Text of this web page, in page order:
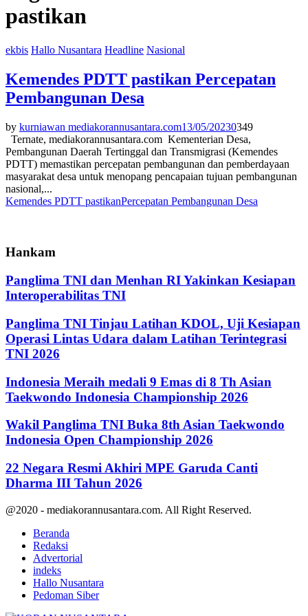
pastikan
ekbis Hallo Nusantara Headline Nasional
Kemendes PDTT pastikan Percepatan
Pembangunan Desa
by kurniawan mediakorannusantara.com13/05/20230349
Ternate, mediakorannusantara.com Kementerian Desa,
Pembangunan Daerah Tertinggal dan Transmigrasi (Kemendes
PDTT) memastikan percepatan pembangunan dan pemberdayaan
masyarakat desa untuk menopang pencapaian tujuan pembangunan
nasional,...
Kemendes PDTT pastikanPercepatan Pembangunan Desa
Hankam
Panglima TNI dan Menhan RI Yakinkan Kesiapan
Interoperabilitas TNI
Panglima TNI Tinjau Latihan KDOL, Uji Kesiapan
Operasi Lintas Udara dalam Latihan Terintegrasi
TNI 2026
Indonesia Meraih medali 9 Emas di 8 Th Asian
Taekwondo Indonesia Championship 2026
Wakil Panglima TNI Buka 8th Asian Taekwondo
Indonesia Open Championship 2026
22 Negara Resmi Akhiri MPE Garuda Canti
Dharma III Tahun 2026
@2020 - mediakorannusantara.com. All Right Reserved.
Beranda
Redaksi
Advertorial
indeks
Hallo Nusantara
Pedoman Siber